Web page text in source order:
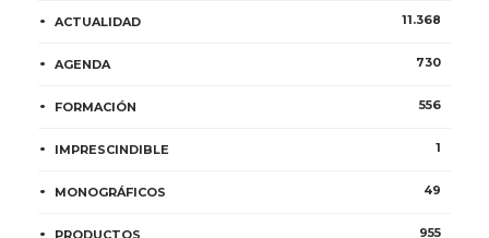
ACTUALIDAD 11.368
AGENDA 730
FORMACIÓN 556
IMPRESCINDIBLE 1
MONOGRÁFICOS 49
955